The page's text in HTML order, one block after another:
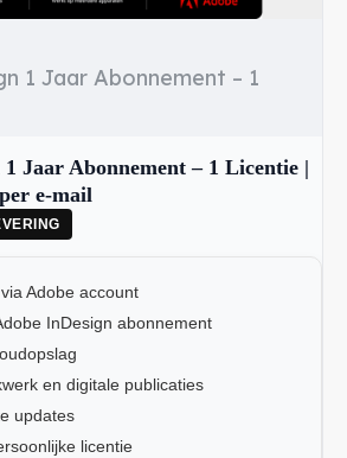
1 Jaar Abonnement – 1
Jaar Abonnement – 1 Licentie |
e-mail
Adobe account
InDesign abonnement
en digitale publicaties
updates
licentie